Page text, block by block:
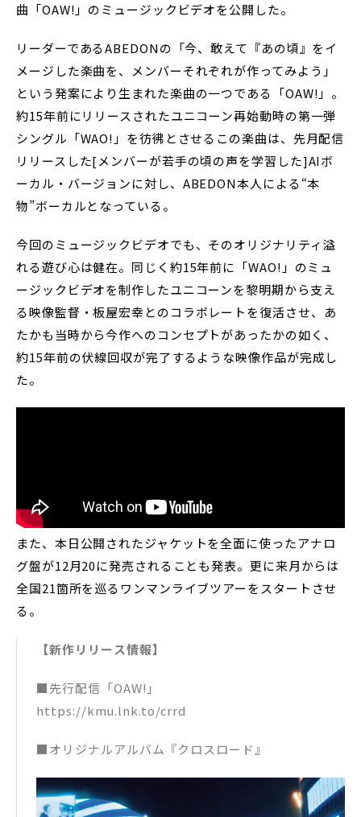
曲「OAW!」のミュージックビデオを公開した。
リーダーであるABEDONの「今、敢えて『あの頃』をイ
メージした楽曲を、メンバーそれぞれが作ってみよう」
という発案により生まれた楽曲の一つである「OAW!」。
約15年前にリリースされたユニコーン再始動時の第一弾
シングル「WAO!」を彷彿とさせるこの楽曲は、先月配信
リリースした[メンバーが若手の頃の声を学習した]AIボ
ーカル・バージョンに対し、ABEDON本人による“本
物”ボーカルとなっている。
今回のミュージックビデオでも、そのオリジナリティ溢
れる遊び心は健在。同じく約15年前に「WAO!」のミュ
ージックビデオを制作したユニコーンを黎明期から支え
る映像監督・板屋宏幸とのコラボレートを復活させ、あ
たかも当時から今作へのコンセプトがあったかの如く、
約15年前の伏線回収が完了するような映像作品が完成し
た。
また、本日公開されたジャケットを全面に使ったアナロ
グ盤が12月20に発売されることも発表。更に来月からは
全国21箇所を巡るワンマンライブツアーをスタートさせ
る。
【新作リリース情報】
■先行配信「OAW!」
https://kmu.lnk.to/crrd
■オリジナルアルバム『クロスロード』